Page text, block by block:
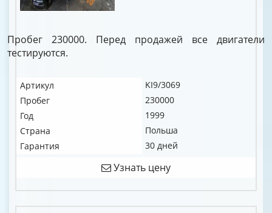
Пробег 230000. Перед продажей все двигатели
тестируются.
Артикул
KI9/3069
Пробег
230000
Год
1999
Страна
Польша
Гарантия
30 дней
Узнать цену